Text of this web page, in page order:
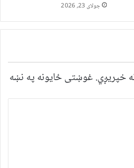
جولای 23, 2026
خپريږي. غوښتى ځایونه په نښه